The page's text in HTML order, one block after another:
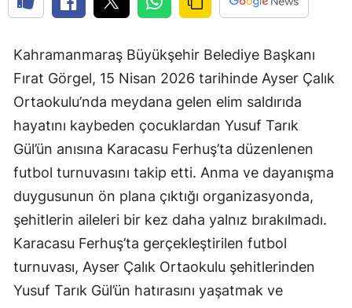
Kahramanmaraş Büyükşehir Belediye Başkanı
Fırat Görgel, 15 Nisan 2026 tarihinde Ayser Çalık
Ortaokulu’nda meydana gelen elim saldırıda
hayatını kaybeden çocuklardan Yusuf Tarık
Gül’ün anısına Karacasu Ferhuş’ta düzenlenen
futbol turnuvasını takip etti. Anma ve dayanışma
duygusunun ön plana çıktığı organizasyonda,
şehitlerin aileleri bir kez daha yalnız bırakılmadı.
Karacasu Ferhuş’ta gerçekleştirilen futbol
turnuvası, Ayser Çalık Ortaokulu şehitlerinden
Yusuf Tarık Gül’ün hatırasını yaşatmak ve